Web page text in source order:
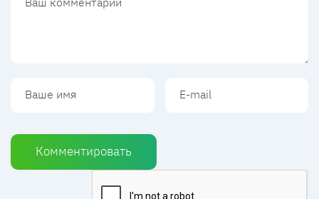
Комментировать